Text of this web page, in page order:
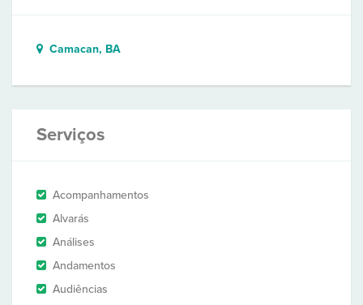
Camacan, BA
Serviços
Acompanhamentos
Alvarás
Análises
Andamentos
Audiências